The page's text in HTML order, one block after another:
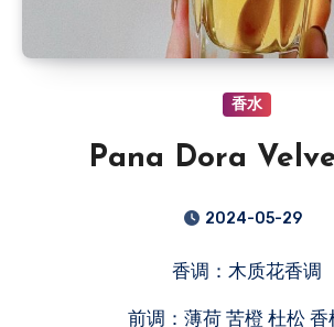
香水
Pana Dora
2024-05-29
香调：木质花香调
前调：薄荷 苦橙 杜松 香